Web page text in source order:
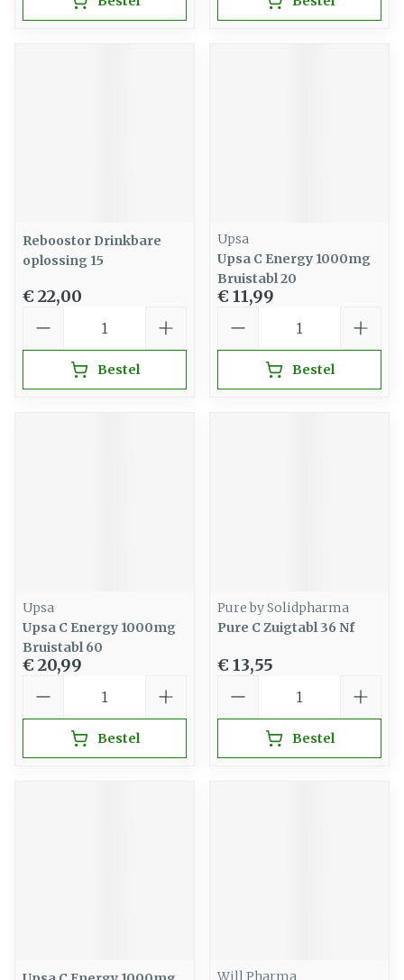
Reboostor Drinkbare
oplossing 15
€ 22,00
Bestel
Upsa
Upsa C Energy 1000mg
Bruistabl 20
€ 11,99
Bestel
Upsa
Upsa C Energy 1000mg
Bruistabl 60
€ 20,99
Bestel
Pure by Solidpharma
Pure C Zuigtabl 36 Nf
€ 13,55
Bestel
Will Pharma